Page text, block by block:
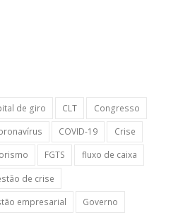
de giro CLT
Congresso
COVID-19
Crise
FGTS
fluxo de caixa
de crise
empresarial
Governo